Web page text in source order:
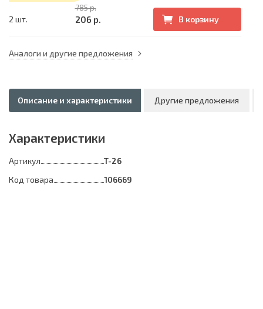
2 шт.
785 р.
206 р. В корзину
Аналоги и другие предложения
Описание и характеристики Другие предложения
Характеристики
Артикул
T-26
Код товара
106669